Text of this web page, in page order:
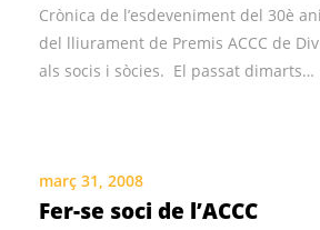
Crònica de l’esdeveniment del 30è
del lliurament de Premis ACCC de
als socis i sòcies. El passat dimarts…
març 31, 2008
Fer-se soci de l’ACCC